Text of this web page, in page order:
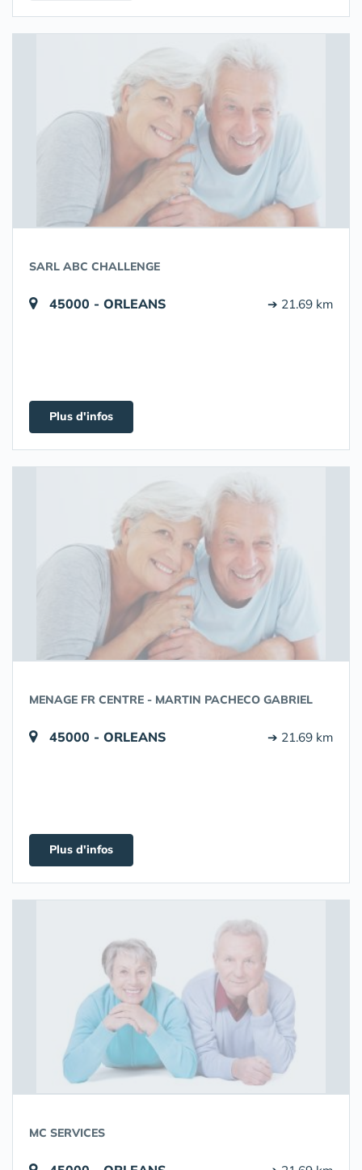
SARL ABC CHALLENGE
45000 - ORLEANS ➔ 21.69 km
Plus d'infos
MENAGE FR CENTRE - MARTIN PACHECO GABRIEL
45000 - ORLEANS ➔ 21.69 km
Plus d'infos
MC SERVICES